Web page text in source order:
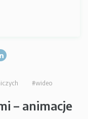
#wideo
– animacje